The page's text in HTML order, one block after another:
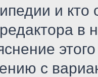
и кто
в
с